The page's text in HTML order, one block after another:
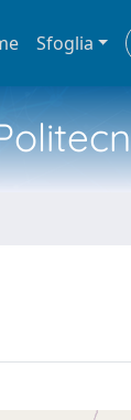
Sfoglia